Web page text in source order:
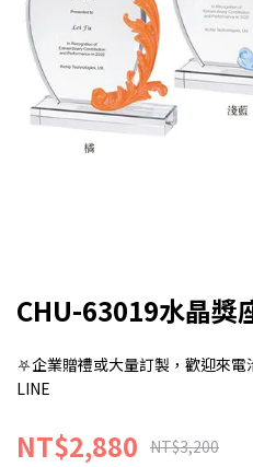
CHU-63019水晶獎
⛧企業贈禮或大量訂製，歡迎來
LINE
NT$2,880 NT$3,200